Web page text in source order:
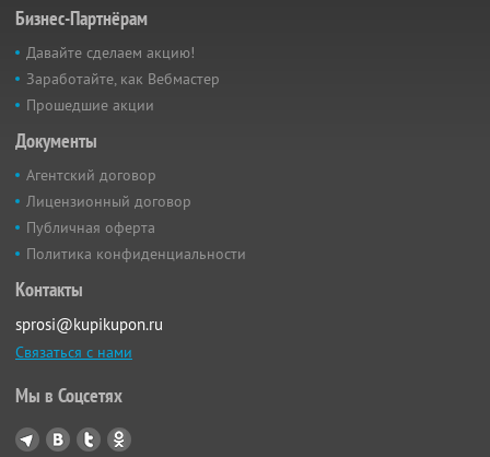
Бизнес-Партнёрам
Давайте сделаем акцию!
Заработайте, как Вебмастер
Прошедшие акции
Документы
Агентский договор
Лицензионный договор
Публичная оферта
Политика конфиденциальности
Контакты
sprosi@kupikupon.ru
Связаться с нами
Мы в Соцсетях